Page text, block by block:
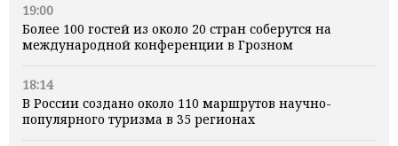
19:00
Более 100 гостей из около 20 стран соберутся на
международной конференции в Грозном
18:14
В России создано около 110 маршрутов научно-
популярного туризма в 35 регионах